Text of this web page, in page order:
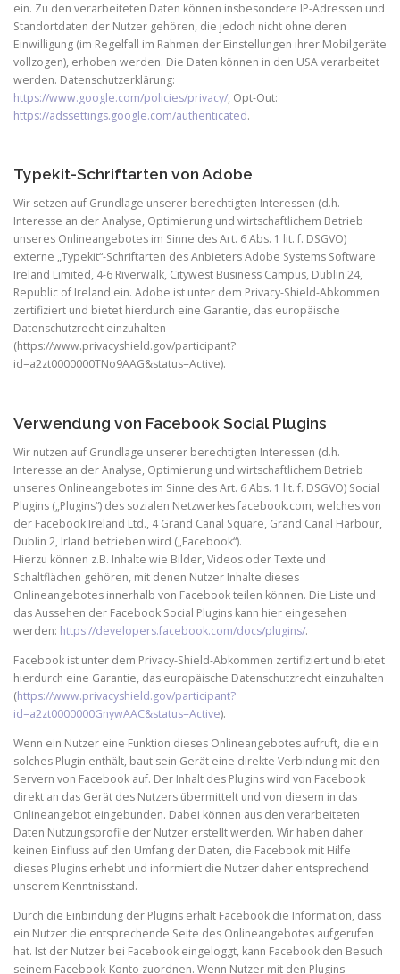
ein. Zu den verarbeiteten Daten können insbesondere IP-Adressen und
Standortdaten der Nutzer gehören, die jedoch nicht ohne deren
Einwilligung (im Regelfall im Rahmen der Einstellungen ihrer Mobilgeräte
vollzogen), erhoben werden. Die Daten können in den USA verarbeitet
werden. Datenschutzerklärung:
https://www.google.com/policies/privacy/, Opt-Out:
https://adssettings.google.com/authenticated.
Typekit-Schriftarten von Adobe
Wir setzen auf Grundlage unserer berechtigten Interessen (d.h.
Interesse an der Analyse, Optimierung und wirtschaftlichem Betrieb
unseres Onlineangebotes im Sinne des Art. 6 Abs. 1 lit. f. DSGVO)
externe „Typekit“-Schriftarten des Anbieters Adobe Systems Software
Ireland Limited, 4-6 Riverwalk, Citywest Business Campus, Dublin 24,
Republic of Ireland ein. Adobe ist unter dem Privacy-Shield-Abkommen
zertifiziert und bietet hierdurch eine Garantie, das europäische
Datenschutzrecht einzuhalten
(https://www.privacyshield.gov/participant?
id=a2zt0000000TNo9AAG&status=Active).
Verwendung von Facebook Social Plugins
Wir nutzen auf Grundlage unserer berechtigten Interessen (d.h.
Interesse an der Analyse, Optimierung und wirtschaftlichem Betrieb
unseres Onlineangebotes im Sinne des Art. 6 Abs. 1 lit. f. DSGVO) Social
Plugins („Plugins“) des sozialen Netzwerkes facebook.com, welches von
der Facebook Ireland Ltd., 4 Grand Canal Square, Grand Canal Harbour,
Dublin 2, Irland betrieben wird („Facebook“).
Hierzu können z.B. Inhalte wie Bilder, Videos oder Texte und
Schaltflächen gehören, mit denen Nutzer Inhalte dieses
Onlineangebotes innerhalb von Facebook teilen können. Die Liste und
das Aussehen der Facebook Social Plugins kann hier eingesehen
werden: https://developers.facebook.com/docs/plugins/.
Facebook ist unter dem Privacy-Shield-Abkommen zertifiziert und bietet
hierdurch eine Garantie, das europäische Datenschutzrecht einzuhalten
(https://www.privacyshield.gov/participant?
id=a2zt0000000GnywAAC&status=Active).
Wenn ein Nutzer eine Funktion dieses Onlineangebotes aufruft, die ein
solches Plugin enthält, baut sein Gerät eine direkte Verbindung mit den
Servern von Facebook auf. Der Inhalt des Plugins wird von Facebook
direkt an das Gerät des Nutzers übermittelt und von diesem in das
Onlineangebot eingebunden. Dabei können aus den verarbeiteten
Daten Nutzungsprofile der Nutzer erstellt werden. Wir haben daher
keinen Einfluss auf den Umfang der Daten, die Facebook mit Hilfe
dieses Plugins erhebt und informiert die Nutzer daher entsprechend
unserem Kenntnisstand.
Durch die Einbindung der Plugins erhält Facebook die Information, dass
ein Nutzer die entsprechende Seite des Onlineangebotes aufgerufen
hat. Ist der Nutzer bei Facebook eingeloggt, kann Facebook den Besuch
seinem Facebook-Konto zuordnen. Wenn Nutzer mit den Plugins